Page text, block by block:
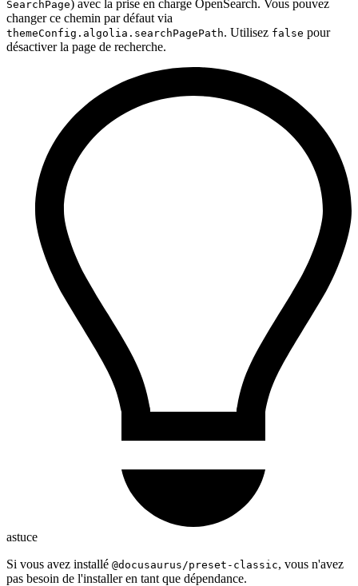
SearchPage) avec la prise en charge OpenSearch. Vous pouvez
changer ce chemin par défaut via
themeConfig.algolia.searchPagePath. Utilisez false pour
désactiver la page de recherche.
astuce
Si vous avez installé @docusaurus/preset-classic, vous n'avez
pas besoin de l'installer en tant que dépendance.